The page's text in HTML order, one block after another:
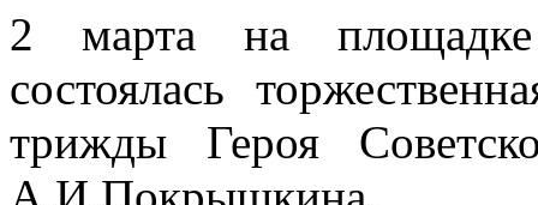
2 марта на
состоялась
трижды Героя